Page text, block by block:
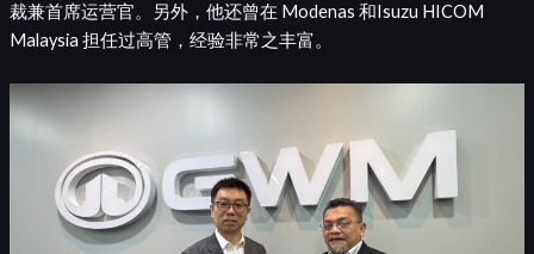
裁兼首席运营官。另外，他还曾在 Modenas 和Isuzu HICOM
Malaysia 担任过高管，经验非常之丰富。